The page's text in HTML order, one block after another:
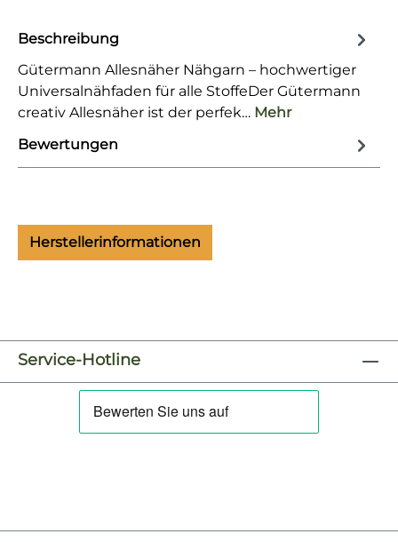
Beschreibung
Gütermann Allesnäher Nähgarn – hochwertiger
Universalnähfaden für alle StoffeDer Gütermann
creativ Allesnäher ist der perfek… Mehr
Bewertungen
Herstellerinformationen
Service-Hotline